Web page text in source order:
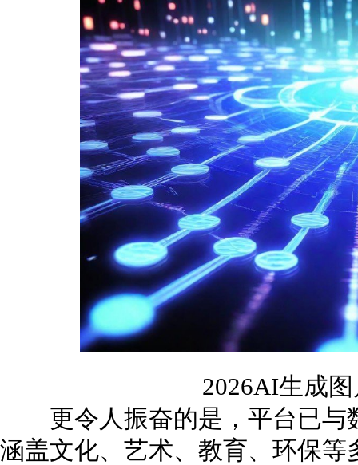
2026AI生成
更令人振奋的是，平台已与
涵盖文化、艺术、教育、环保